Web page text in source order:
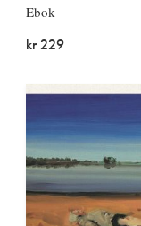
Ebok
kr 229